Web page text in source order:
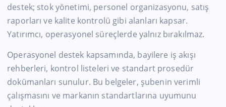
destek; stok yönetimi, personel organizasyonu, satış
raporları ve kalite kontrolü gibi alanları kapsar.
Yatırımcı, operasyonel süreçlerde yalnız bırakılmaz.
Operasyonel destek kapsamında, bayilere iş akışı
rehberleri, kontrol listeleri ve standart prosedür
dokümanları sunulur. Bu belgeler, şubenin verimli
çalışmasını ve markanın standartlarına uyumunu